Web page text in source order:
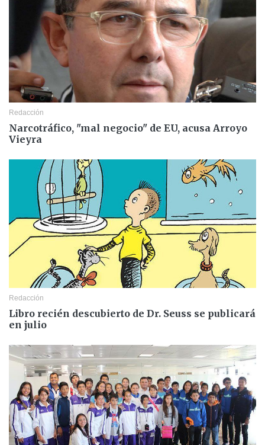
Redacción
Narcotráfico, "mal negocio" de EU, acusa Arroyo
Vieyra
Redacción
Libro recién descubierto de Dr. Seuss se publicará
en julio